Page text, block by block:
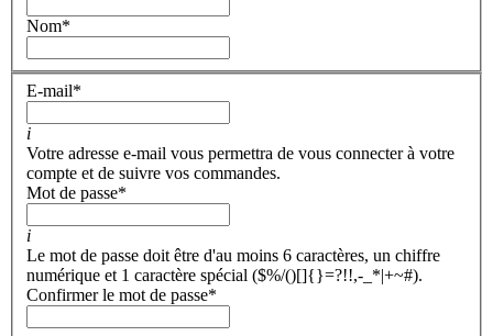
Nom*
E-mail*
i
Votre adresse e-mail vous permettra de vous connecter à votre
compte et de suivre vos commandes.
Mot de passe*
i
Le mot de passe doit être d'au moins 6 caractères, un chiffre
numérique et 1 caractère spécial ($%/()[]{}=?!!,-_*|+~#).
Confirmer le mot de passe*